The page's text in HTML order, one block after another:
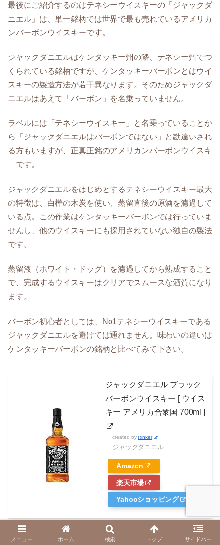
最後にご紹介するのはテネシーウイスキーの「ジャックダ
ニエル」は、単一銘柄では世界で最も売れているアメリカ
ンバーボンウイスキーです。
ジャックダニエルはケンタッキー州の隣、テネシー州でつ
くられている銘柄ですが、ケンタッキーバーボンとはウイ
スキーの製造方法が若干異なります。そのためジャックダ
ニエルはあえて「バーボン」を名乗っていません。
ラベルには「テネシーウイスキー」と名乗っていることか
ら「ジャックダニエルはバーボンではない」と勘違いされ
る方もいますが、正真正銘のアメリカンバーボンウイスキ
ーです。
ジャックダニエルをはじめとするテネシーウイスキー最大
の特徴は、白樺の木炭を使い、蒸留直後の原酒を濾過して
いる点。この作業はケンタッキーバーボンでは行っていま
せんし、他のウイスキーにも採用されていない独自の製法
です。
蒸留液（ホワイト・ドッグ）を濾過してから熟成すること
で、完成するウイスキーはクリアでスムースな酒質になり
ます。
バーボン初心者としては、No1テネシーウイスキーである
ジャックダニエルを避けては通れません。味わいの違いは
ケンタッキーバーボンの銘柄と比べてみて下さい。
ジャックダニエル ブラック
バーボンウイスキー [ ウイス
キー アメリカ合衆国 700ml ]
created by Rinker
ジャックダニエル
Amazon
楽天市場
Yahooショッピング
メニュー ホーム 検索 トップ サイドバー